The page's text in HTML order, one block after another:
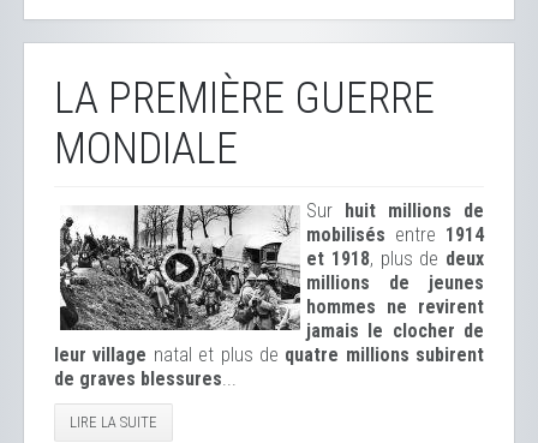
LA PREMIÈRE GUERRE
MONDIALE
Sur huit millions de
mobilisés entre 1914
et 1918, plus de deux
millions de jeunes
hommes ne revirent
jamais le clocher de
leur village natal et plus de quatre millions subirent
de graves blessures...
LIRE LA SUITE